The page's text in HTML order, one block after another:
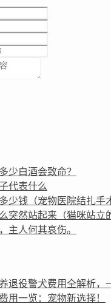
少白酒会致命？
代表什么
少钱（宠物医院结扎手
突然站起来（猫咪站立
主人何其哀伤。
退役警犬费用全解析，
用一览：宠物新选择！